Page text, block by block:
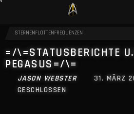
STERNENFLOTTENFREQUENZEN
=/\=STATUSBERICHTE
PEGASUS=/\=
JASON WEBSTER
31. MÄRZ
GESCHLOSSEN